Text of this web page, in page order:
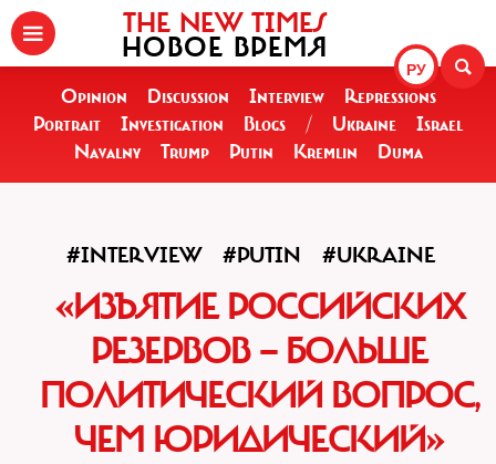
РУ
THE NEW TIMES
НОВОЕ ВРЕМЯ
Opinion Discussion Interview
Repressions
Portrait
Investigation Blogs / Ukraine
Israel
Navalny
Trump Putin Kremlin Duma
#INTERVIEW #PUTIN #UKRAINE
«ИЗЪЯТИЕ РОССИЙСКИХ
РЕЗЕРВОВ — БОЛЬШЕ
ПОЛИТИЧЕСКИЙ ВОПРОС,
ЧЕМ ЮРИДИЧЕСКИЙ»